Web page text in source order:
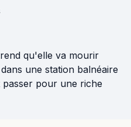
qu'elle va mourir
une station balnéaire
pour une riche